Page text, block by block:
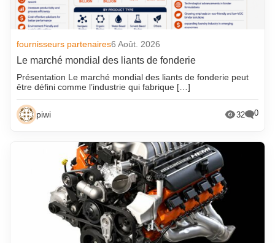
fournisseurs partenaires6 Août. 2026
Le marché mondial des liants de fonderie
Présentation Le marché mondial des liants de fonderie peut
être défini comme l’industrie qui fabrique […]
piwi 32 0